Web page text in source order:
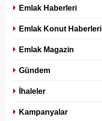
Emlak Haberleri
Emlak Konut Haberleri
Emlak Magazin
Gündem
İhaleler
Kampanyalar